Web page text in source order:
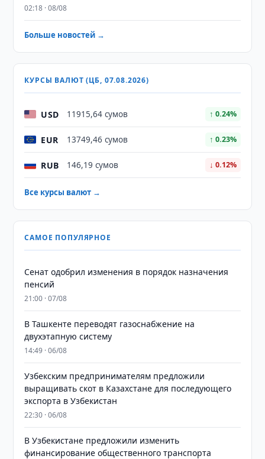
02:18 · 08/08
Больше новостей →
КУРСЫ ВАЛЮТ (ЦБ, 07.08.2026)
USD 11915,64 сумов ↑ 0.24%
EUR 13749,46 сумов ↑ 0.23%
RUB 146,19 сумов ↓ 0.12%
Все курсы валют →
САМОЕ ПОПУЛЯРНОЕ
Сенат одобрил изменения в порядок назначения
пенсий
21:00 · 07/08
В Ташкенте переводят газоснабжение на
двухэтапную систему
14:49 · 06/08
Узбекским предпринимателям предложили
выращивать скот в Казахстане для последующего
экспорта в Узбекистан
22:30 · 06/08
В Узбекистане предложили изменить
финансирование общественного транспорта